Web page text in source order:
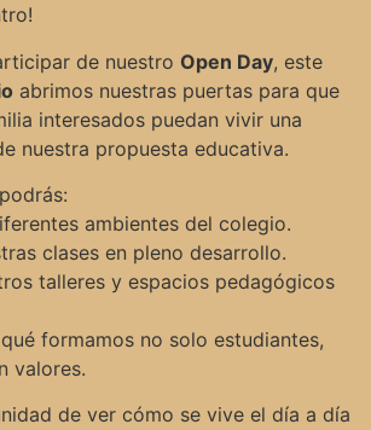
de nuestro Open Day, este
abrimos nuestras puertas para que
interesados puedan vivir una
nuestra propuesta educativa.
ambientes del colegio.
clases en pleno desarrollo.
talleres y espacios pedagógicos
formamos no solo estudiantes,
valores.
de ver cómo se vive el día a día